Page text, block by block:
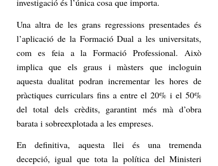
investigació és l’única cosa que importa.
Una altra de les grans regressions presentades és
l’aplicació de la Formació Dual a les universitats,
com es feia a la Formació Professional. Això
implica que els graus i màsters que incloguin
aquesta dualitat podran incrementar les hores de
pràctiques curriculars fins a entre el 20% i el 50%
del total dels crèdits, garantint més mà d’obra
barata i sobreexplotada a les empreses.
En definitiva, aquesta llei és una tremenda
decepció, igual que tota la política del Ministeri